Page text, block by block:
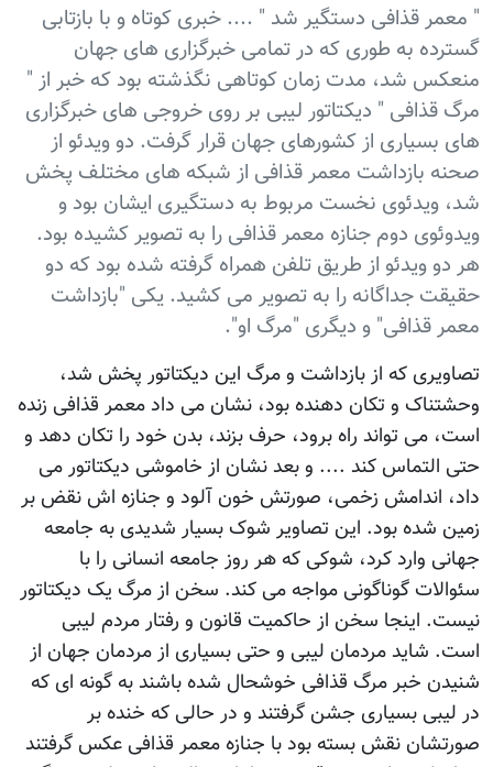
" معمر قذافی دستگیر شد " .... خبری کوتاه و با بازتابی
گسترده به طوری که در تمامی خبرگزاری های جهان
منعکس شد، مدت زمان کوتاهی نگذشته بود که خبر از "
مرگ قذافی " دیکتاتور لیبی بر روی خروجی های خبرگزاری
های بسیاری از کشورهای جهان قرار گرفت. دو ویدئو از
صحنه بازداشت معمر قذافی از شبکه های مختلف پخش
شد، ویدئوی نخست مربوط به دستگیری ایشان بود و
ویدوئوی دوم جنازه معمر قذافی را به تصویر کشیده بود.
هر دو ویدئو از طریق تلفن همراه گرفته شده بود که دو
حقیقت جداگانه را به تصویر می کشید. یکی "بازداشت
معمر قذافی" و دیگری "مرگ او".
تصاویری که از بازداشت و مرگ این دیکتاتور پخش شد،
وحشتناک و تکان دهنده بود، نشان می داد معمر قذافی زنده
است، می تواند راه برود، حرف بزند، بدن خود را تکان دهد و
حتی التماس کند .... و بعد نشان از خاموشی دیکتاتور می
داد، اندامش زخمی، صورتش خون آلود و جنازه اش نقض بر
زمین شده بود. این تصاویر شوک بسیار شدیدی به جامعه
جهانی وارد کرد، شوکی که هر روز جامعه انسانی را با
سئوالات گوناگونی مواجه می کند. سخن از مرگ یک دیکتاتور
نیست. اینجا سخن از حاکمیت قانون و رفتار مردم لیبی
است. شاید مردمان لیبی و حتی بسیاری از مردمان جهان از
شنیدن خبر مرگ قذافی خوشحال شده باشند به گونه ای که
در لیبی بسیاری جشن گرفتند و در حالی که خنده بر
صورتشان نقش بسته بود با جنازه معمر قذافی عکس گرفتند